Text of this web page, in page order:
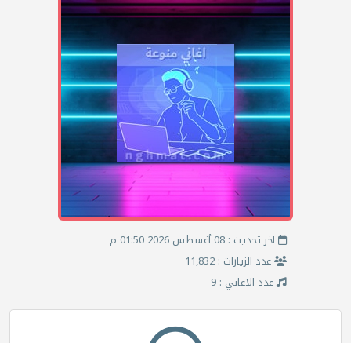
آخر تحديث : 08 أغسطس 2026 01:50 م
عدد الزيارات : 11,832
عدد الاغاني : 9